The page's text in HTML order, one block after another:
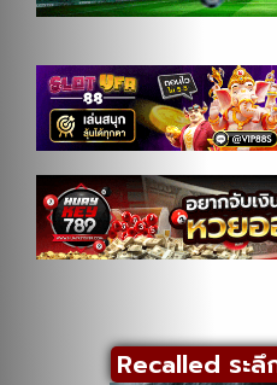
Recalled ระ